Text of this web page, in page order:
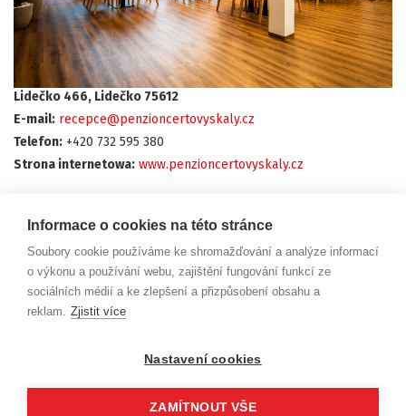
Lidečko 466, Lidečko 75612
E-mail: recepce@penzioncertovyskaly.cz
Telefon: +420 732 595 380
Strona internetowa: www.penzioncertovyskaly.cz
Náměstí Svobody 6
738 01 Frýdek-Místek
IČO: 29392055
dm@beskydy-info.cz
Informace o cookies na této stránce
Soubory cookie používáme ke shromažďování a analýze informací
o výkonu a používání webu, zajištění fungování funkcí ze
sociálních médií a ke zlepšení a přizpůsobení obsahu a
reklam. Zjistit více
Nastavení cookies
ZAMÍTNOUT VŠE